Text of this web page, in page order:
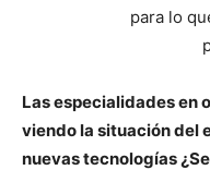
para lo
Las especialidades en
viendo la situación del
nuevas tecnologías